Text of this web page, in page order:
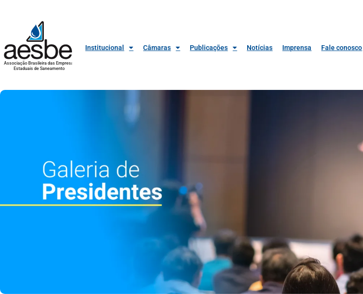
Associação Brasileira das Empresas
Estaduais de Saneamento
Institucional Câmaras Publicações Notícias Imprensa Fale conosco